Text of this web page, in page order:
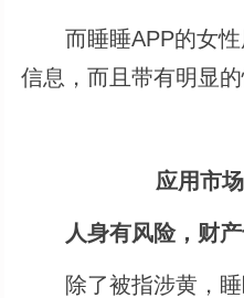
而睡睡APP的女性
信息，而且带有明显的
应用市场
人身有风险，财
除了被指涉黄，睡